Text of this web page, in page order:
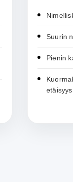
Suurin
Pienin